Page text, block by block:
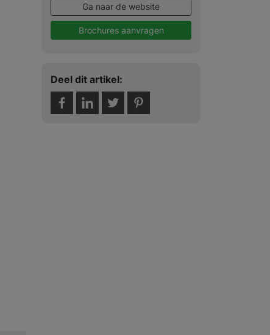
Ga naar de website
Brochures aanvragen
Deel dit artikel: